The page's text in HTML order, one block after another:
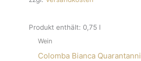
Produkt enthält: 0,75 l
Wein
Colomba Bianca Quarantanni